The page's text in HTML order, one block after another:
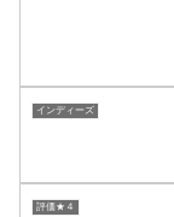
インディーズ
評価★４